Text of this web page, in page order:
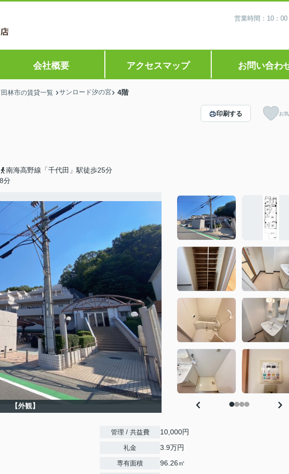
営業時間：10：
会社概要 アクセスマップ お問い合わ
林市の賃貸一覧 サンロード汐の宮 4階
南海高野線「千代田」駅徒歩25分
分
印刷する お
【外観】
管理 / 共益費 10,000円
礼金 3.9万円
専有面積 96.26㎡